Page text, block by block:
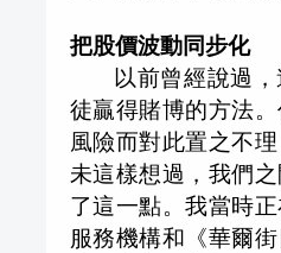
把股價波動同步化
以前曾經說過
徒贏得賭博的方法
風險而對此置之不
未這樣想過，我們
了這一點。我當時
服務機構和《華爾